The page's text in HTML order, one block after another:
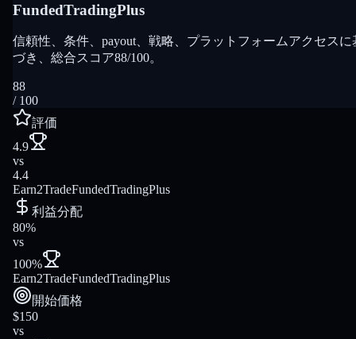
FundedTradingPlus
信頼性、条件、payout、戦略、プラットフォームアクセスに
づき、総合スコア88/100。
88
/ 100
評価
4.9
vs
4.4
Earn2TradeFundedTradingPlus
利益分配
80%
vs
100%
Earn2TradeFundedTradingPlus
開始価格
$150
vs